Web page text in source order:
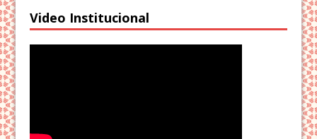
Video Institucional